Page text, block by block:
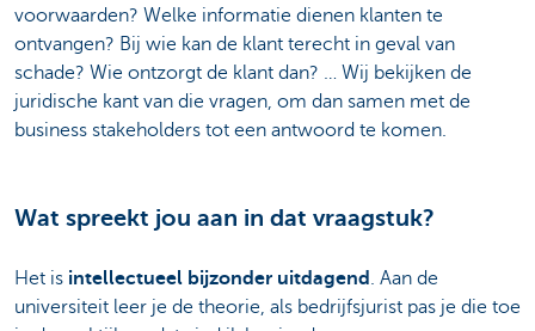
voorwaarden? Welke informatie dienen klanten te
ontvangen? Bij wie kan de klant terecht in geval van
schade? Wie ontzorgt de klant dan? … Wij bekijken de
juridische kant van die vragen, om dan samen met de
business stakeholders tot een antwoord te komen.
Wat spreekt jou aan in dat vraagstuk?
Het is intellectueel bijzonder uitdagend . Aan de
universiteit leer je de theorie, als bedrijfsjurist pas je die toe